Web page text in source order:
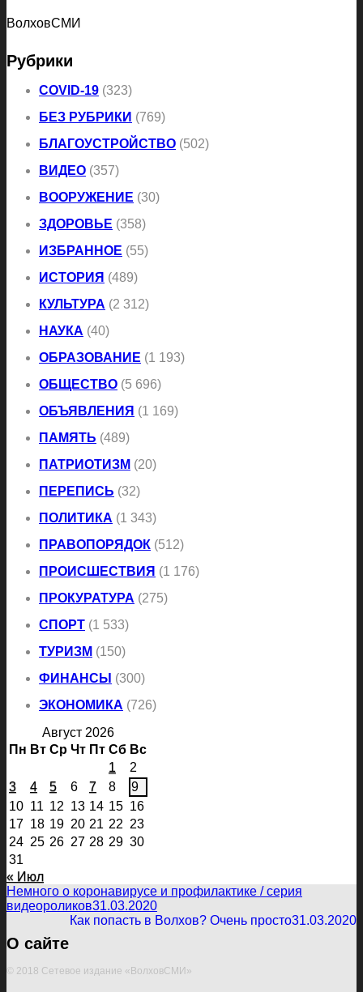
ВолховСМИ
Рубрики
COVID-19 (323)
БЕЗ РУБРИКИ (769)
БЛАГОУСТРОЙСТВО (502)
ВИДЕО (357)
ВООРУЖЕНИЕ (30)
ЗДОРОВЬЕ (358)
ИЗБРАННОЕ (55)
ИСТОРИЯ (489)
КУЛЬТУРА (2 312)
НАУКА (40)
ОБРАЗОВАНИЕ (1 193)
ОБЩЕСТВО (5 696)
ОБЪЯВЛЕНИЯ (1 169)
ПАМЯТЬ (489)
ПАТРИОТИЗМ (20)
ПЕРЕПИСЬ (32)
ПОЛИТИКА (1 343)
ПРАВОПОРЯДОК (512)
ПРОИСШЕСТВИЯ (1 176)
ПРОКУРАТУРА (275)
СПОРТ (1 533)
ТУРИЗМ (150)
ФИНАНСЫ (300)
ЭКОНОМИКА (726)
Август 2026
Пн Вт Ср Чт Пт Сб Вс
1
2
3
4 5 6 7 8
9
10 11 12 13 14 15 16
17 18 19 20 21 22 23
24 25 26 27 28 29 30
31
« Июл
Немного о коронавирусе и профилактике / серия
видеороликов31.03.2020
Как попасть в Волхов? Очень просто31.03.2020
О сайте
© 2018 Сетевое издание «ВолховСМИ»